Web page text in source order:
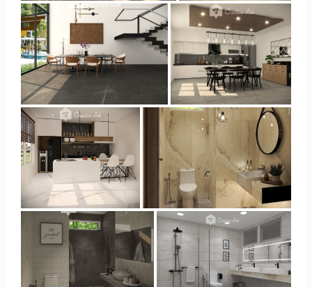
YUSMAN_DINING YUSMAN_KITCHEN
YUSMAN_KITCHEN YUSMAN_BATHROOM